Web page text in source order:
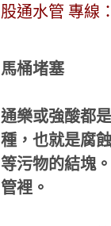
股通水管 專線
馬桶堵塞
通樂或強酸都
種，也就是腐
等污物的結塊
管裡。